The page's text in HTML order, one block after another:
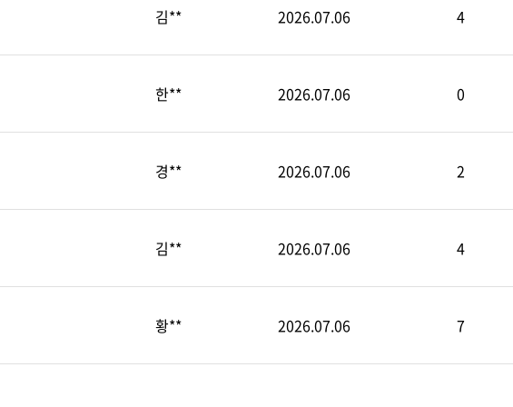
김** 2026.07.06 4
한** 2026.07.06 0
경** 2026.07.06 2
김** 2026.07.06 4
황** 2026.07.06 7